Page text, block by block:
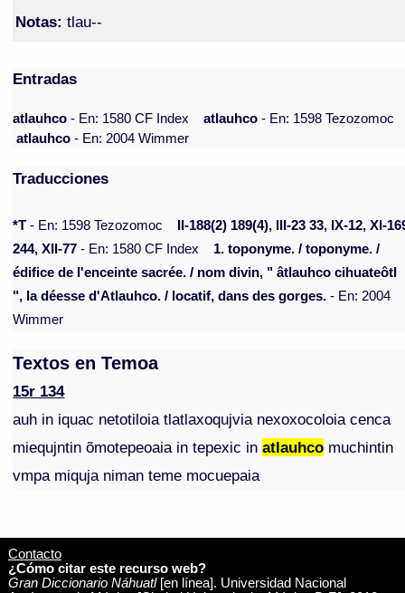
Notas: tlau--
Entradas
atlauhco- En: 1580 CF Index atlauhco- En: 1598 Tezozomoc
atlauhco- En: 2004 Wimmer
Traducciones
*T - En: 1598 Tezozomoc
II-188(2) 189(4), III-23 33, IX-12, XI-
244, XII-77 - En: 1580 CF Index
1. toponyme. / toponyme. /
édifice de l'enceinte sacrée. / nom divin, " âtlauhco cihuateôtl
", la déesse d'Atlauhco. / locatif, dans des gorges. - En: 2004
Wimmer
Textos en Temoa
15r 134
auh in iquac netotiloia tlatlaxoqujvia nexoxocoloia cenca
miequjntin õmotepeoaia in tepexic inatlauhco muchintin
vmpa miquja niman teme mocuepaia
Contacto
¿Cómo citar este recurso web?
Gran Diccionario Náhuatl[en línea]. Universidad Nacional